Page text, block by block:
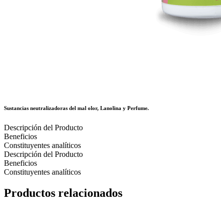
Sustancias neutralizadoras del mal olor, Lanolina y Perfume.
Descripción del Producto
Beneficios
Constituyentes analíticos
Descripción del Producto
Beneficios
Constituyentes analíticos
Productos relacionados